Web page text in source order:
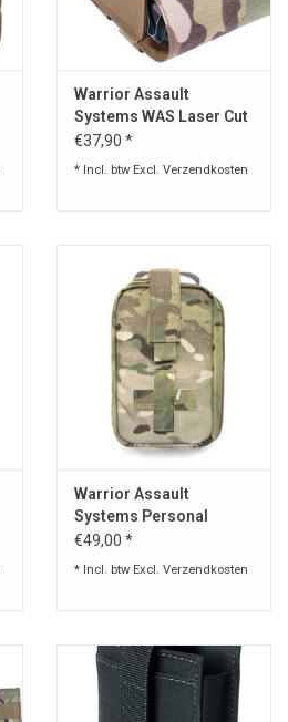
Warrior Assault
Systems WAS Laser Cut
Small Horizontal IFAK
€37,90 *
* Incl. btw Excl. Verzendkosten
Warrior Assault
Systems Personal
Medic Rip Off Pouch
€49,00 *
* Incl. btw Excl. Verzendkosten